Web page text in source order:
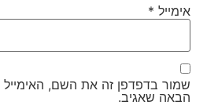
אימייל *
שמור בדפדפן זה את השם,
הבאה שאגיב.